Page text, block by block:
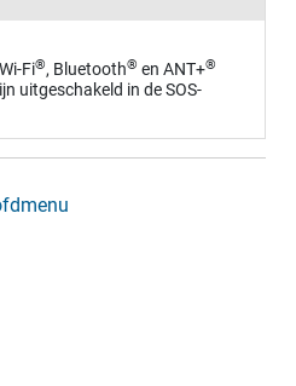
Wi‑Fi®, Bluetooth® en ANT‍+®
uitgeschakeld in de SOS-